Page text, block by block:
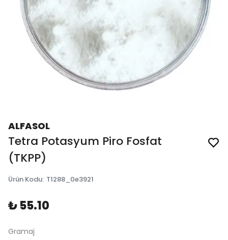
ALFASOL
Tetra Potasyum Piro Fosfat
(TKPP)
Ürün Kodu: T1288_0e3921
₺ 55.10
Gramaj